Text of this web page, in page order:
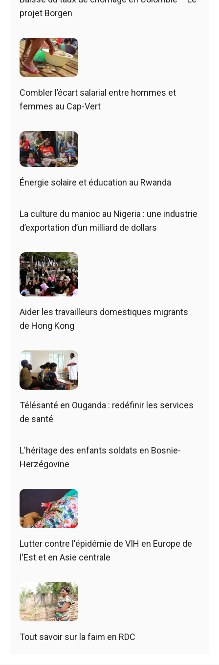
projet Borgen
Combler l’écart salarial entre hommes et
femmes au Cap-Vert
Énergie solaire et éducation au Rwanda
La culture du manioc au Nigeria : une industrie
d’exportation d’un milliard de dollars
Aider les travailleurs domestiques migrants
de Hong Kong
Télésanté en Ouganda : redéfinir les services
de santé
L'héritage des enfants soldats en Bosnie-
Herzégovine
Lutter contre l'épidémie de VIH en Europe de
l'Est et en Asie centrale
Tout savoir sur la faim en RDC